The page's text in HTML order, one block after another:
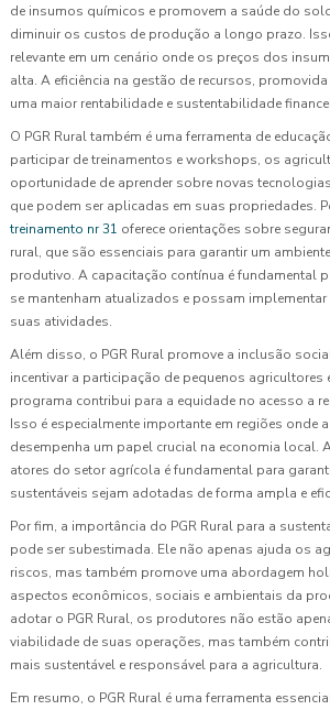
de insumos químicos e promovem a saúde do
diminuir os custos de produção a longo prazo.
relevante em um cenário onde os preços dos
alta. A eficiência na gestão de recursos,
uma maior rentabilidade e sustentabilidade
O PGR Rural também é uma ferramenta de
participar de treinamentos e workshops, os
oportunidade de aprender sobre novas
que podem ser aplicadas em suas propriedades.
treinamento nr 31 oferece orientações sobre
rural, que são essenciais para garantir um
produtivo. A capacitação contínua é fundamental
se mantenham atualizados e possam
suas atividades.
Além disso, o PGR Rural promove a inclusão
incentivar a participação de pequenos agricultores
programa contribui para a equidade no acesso a
Isso é especialmente importante em regiões onde
desempenha um papel crucial na economia local.
atores do setor agrícola é fundamental para
sustentáveis sejam adotadas de forma ampla e
Por fim, a importância do PGR Rural para a
pode ser subestimada. Ele não apenas ajuda os
riscos, mas também promove uma abordagem
aspectos econômicos, sociais e ambientais da
adotar o PGR Rural, os produtores não estão
viabilidade de suas operações, mas também
mais sustentável e responsável para a agricultura.
Em resumo, o PGR Rural é uma ferramenta